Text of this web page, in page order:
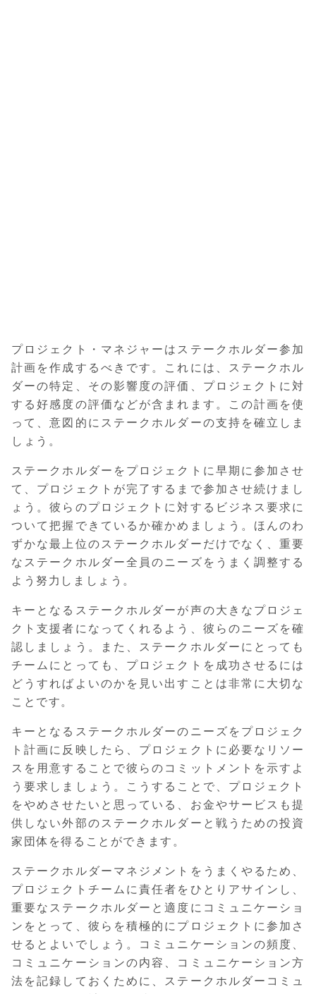
プロジェクト・マネジャーはステークホルダー参加
計画を作成するべきです。これには、ステークホル
ダーの特定、その影響度の評価、プロジェクトに対
する好感度の評価などが含まれます。この計画を使
って、意図的にステークホルダーの支持を確立しま
しょう。
ステークホルダーをプロジェクトに早期に参加させ
て、プロジェクトが完了するまで参加させ続けまし
ょう。彼らのプロジェクトに対するビジネス要求に
ついて把握できているか確かめましょう。ほんのわ
ずかな最上位のステークホルダーだけでなく、重要
なステークホルダー全員のニーズをうまく調整する
よう努力しましょう。
キーとなるステークホルダーが声の大きなプロジェ
クト支援者になってくれるよう、彼らのニーズを確
認しましょう。また、ステークホルダーにとっても
チームにとっても、プロジェクトを成功させるには
どうすればよいのかを見い出すことは非常に大切な
ことです。
キーとなるステークホルダーのニーズをプロジェク
ト計画に反映したら、プロジェクトに必要なリソー
スを用意することで彼らのコミットメントを示すよ
う要求しましょう。こうすることで、プロジェクト
をやめさせたいと思っている、お金やサービスも提
供しない外部のステークホルダーと戦うための投資
家団体を得ることができます。
ステークホルダーマネジメントをうまくやるため、
プロジェクトチームに責任者をひとりアサインし、
重要なステークホルダーと適度にコミュニケーショ
ンをとって、彼らを積極的にプロジェクトに参加さ
せるとよいでしょう。コミュニケーションの頻度、
コミュニケーションの内容、コミュニケーション方
法を記録しておくために、ステークホルダーコミュ